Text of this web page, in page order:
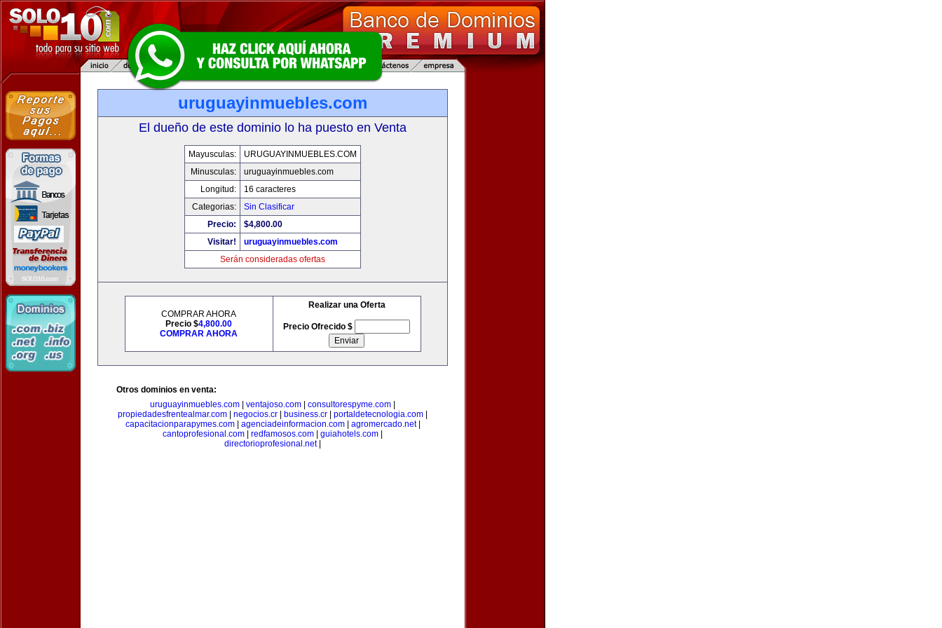
uruguayinmuebles.com
El dueño de este dominio lo ha puesto en Venta
Mayusculas:
URUGUAYINMUEBLES.COM
Minusculas:
uruguayinmuebles.com
Longitud:
16 caracteres
Categorias:
Sin Clasificar
Precio:
$4,800.00
Visitar!
uruguayinmuebles.com
Serán consideradas ofertas
COMPRAR AHORA
Precio $4,800.00
COMPRAR AHORA
Realizar una Oferta
Precio Ofrecido $
Otros dominios en venta:
uruguayinmuebles.com
ventajoso.com consultorespyme.com
propiedadesfrentealmar.com
negocios.cr business.cr portaldetecnologia.com
capacitacionparapymes.com| agenciadeinformacion.com| agromercado.net|
cantoprofesional.com
redfamosos.com guiahotels.com
directorioprofesional.net|